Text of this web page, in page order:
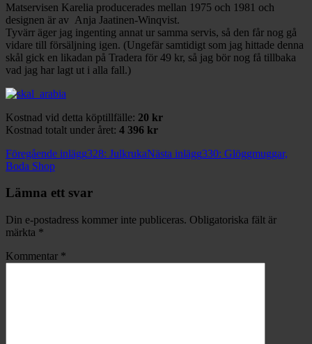
Matservisen Karelia producerades mellan 1975 och 1981 och
designen är av Anja Jaatinen-Winqvist.
Tyvärr äger jag ingenting annat ur samma servis, så den får nog gå
vidare till försäljning igen. (Ungefär samtidigt som jag hittade denna
skål gick en likadan på Tradera för 49 kr, så jag bör nog få tillbaka
vad jag har lagt ut i alla fall.)
Kostnad vid detta köptillfälle: 20 kr
Kostnad totalt under året: 4 396 kr
Inläggsnavigering
Föregående inlägg328: JulkrukaNästa inlägg330: Glöggmuggar,
Boda Shop
Lämna ett svar
Din e-postadress kommer inte publiceras. Obligatoriska fält är
märkta *
Kommentar *